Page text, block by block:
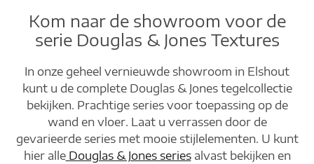
Kom naar de showroom voor de
serie Douglas & Jones Textures
In onze geheel vernieuwde showroom in Elshout
kunt u de complete Douglas & Jones tegelcollectie
bekijken. Prachtige series voor toepassing op de
wand en vloer. Laat u verrassen door de
gevarieerde series met mooie stijlelementen. U kunt
hier alleDouglas & Jones seriesalvast bekijken en